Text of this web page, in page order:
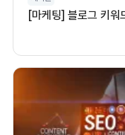
[마케팅] 블로그 키워